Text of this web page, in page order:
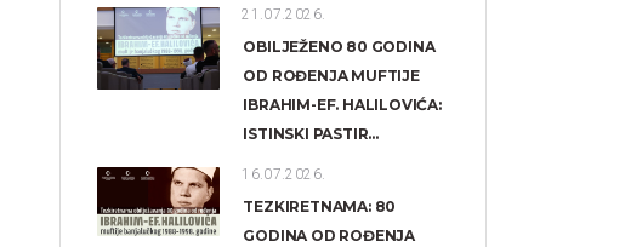
21.07.2026.
OBILJEŽENO 80 GODINA
OD ROĐENJA MUFTIJE
IBRAHIM-EF. HALILOVIĆA:
ISTINSKI PASTIR...
16.07.2026.
TEZKIRETNAMA: 80
GODINA OD ROĐENJA